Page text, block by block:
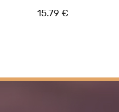
15.79 €